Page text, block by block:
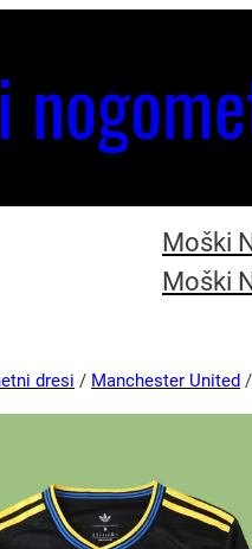
Moški
Moški
dresi / Manchester United